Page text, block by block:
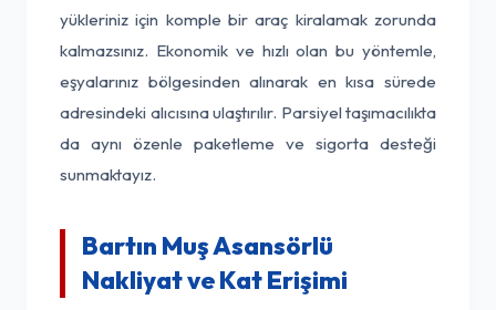
yükleriniz için komple bir araç kiralamak zorunda
kalmazsınız. Ekonomik ve hızlı olan bu yöntemle,
eşyalarınız bölgesinden alınarak en kısa sürede
adresindeki alıcısına ulaştırılır. Parsiyel taşımacılıkta
da aynı özenle paketleme ve sigorta desteği
sunmaktayız.
Bartın Muş Asansörlü
Nakliyat ve Kat Erişimi